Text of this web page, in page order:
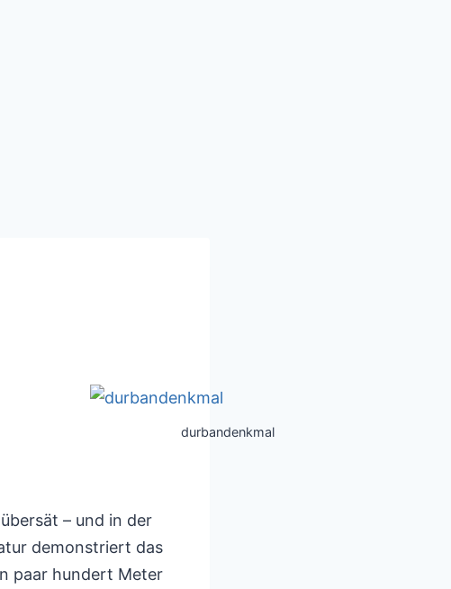
durbandenkmal
– und in der
demonstriert das
paar hundert Meter